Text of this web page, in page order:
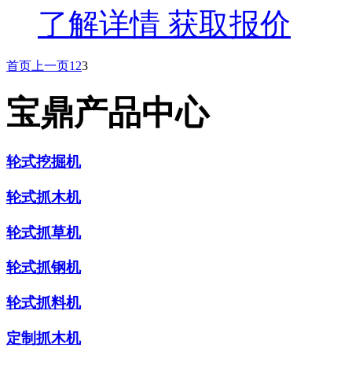
了解详情 获取报价
首页上一页 123
宝鼎产品中心
轮式挖掘机
轮式抓木机
轮式抓草机
轮式抓钢机
轮式抓料机
定制抓木机